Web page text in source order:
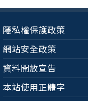
隱私權保護政策
網站安全政策
資料開放宣告
本站使用正體字